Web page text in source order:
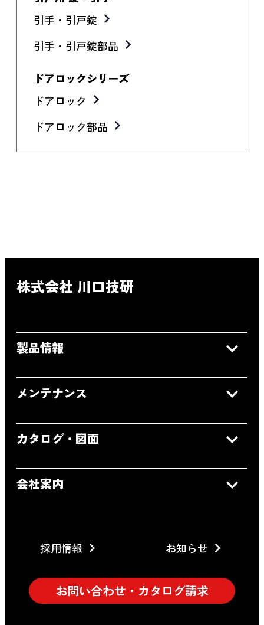
引手・引戸錠
引手・引戸錠部品
ドアロックシリーズ
ドアロック
ドアロック部品
株式会社 川口技研
製品情報
メンテナンス
カタログ・図面
会社案内
採用情報 お知らせ
お問い合わせ・カタログ請求